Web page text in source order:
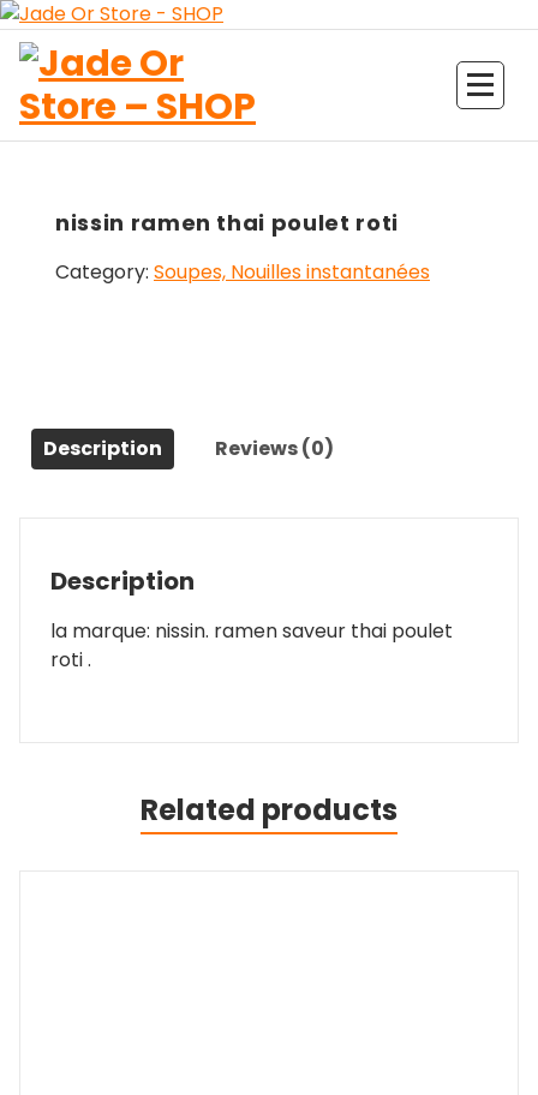
Aller
au
contenu
nissin ramen thai poulet roti
Category: Soupes, Nouilles instantanées
Description Reviews (0)
Description
la marque: nissin. ramen saveur thai poulet
roti .
Related products